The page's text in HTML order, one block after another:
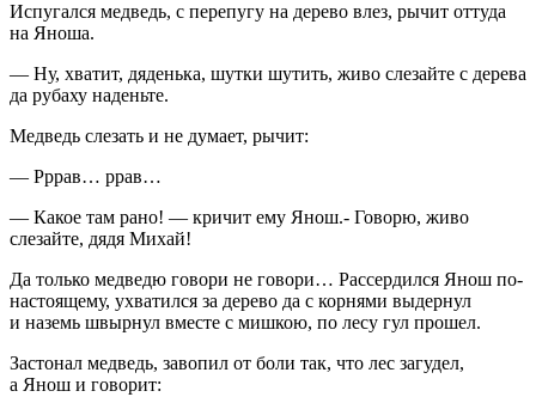
Испугался медведь, с перепугу на дерево влез, рычит оттуда
на Яноша.
— Ну, хватит, дяденька, шутки шутить, живо слезайте с дерева
да рубаху наденьте.
Медведь слезать и не думает, рычит:
— Рррав… ррав…
— Какое там рано! — кричит ему Янош.- Говорю, живо
слезайте, дядя Михай!
Да только медведю говори не говори… Рассердился Янош по-
настоящему, ухватился за дерево да с корнями выдернул
и наземь швырнул вместе с мишкою, по лесу гул прошел.
Застонал медведь, завопил от боли так, что лес загудел,
а Янош и говорит: